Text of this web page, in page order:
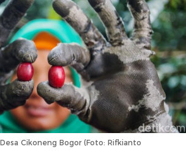
Cikoneng Bogor (Foto: Rifkianto